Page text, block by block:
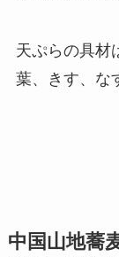
天ぷらの具材
葉、きす、な
中国山地蕎